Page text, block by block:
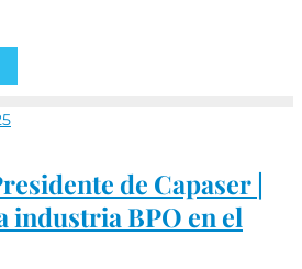
de Capaser |
industria BPO en el